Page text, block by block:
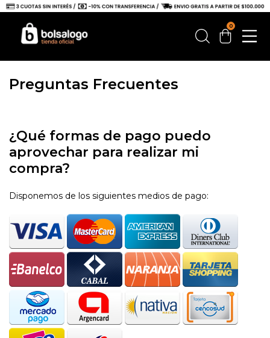
0
Preguntas Frecuentes
¿Qué formas de pago puedo
aprovechar para realizar mi
compra?
Disponemos de los siguientes medios de pago: